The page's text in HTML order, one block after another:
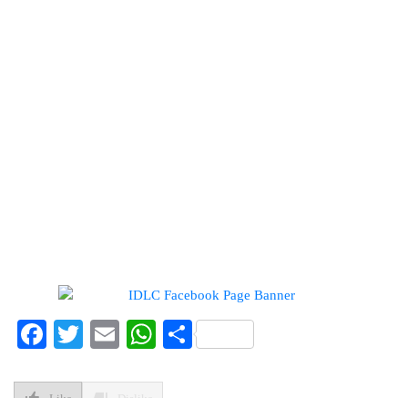
Facebook
TwitterEmailWhatsApp
Share